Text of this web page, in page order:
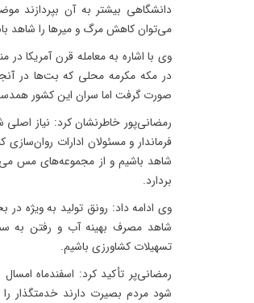
دانشگاهی بیشتر به آن بپردازند
می‌توان کاهش مرگ و میرها را شاهد
وی با اشاره به معامله قرن آمریکا
در مکه مکرمه محلی که بت‌ها در
صورت گرفت اما سران این کشور
رمضانی‌پور خاطرنشان کرد: نیاز اصلی
فرماندار و مسئولان ادارات روان‌سازی
شاهد باشیم و از مجموعه‌های مس
بردارد.
وی ادامه داد: رونق تولید به ویژه
شاهد مصرف بهینه آب و رفتن به
تسهیلات کشاورزی باشیم.
رمضانی‌پر تأکید کرد: اسفندماه
شود مردم بصیرت دارند خدمتگذار